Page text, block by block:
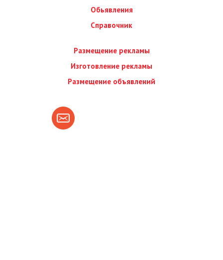
Обьявления
Справочник
Размещение рекламы
Изготовление рекламы
Размещение объявлений